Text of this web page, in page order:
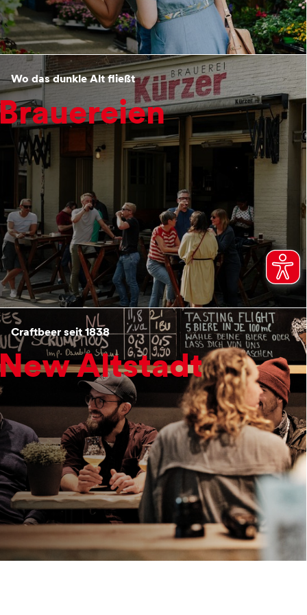
Wo das dunkle Alt fließt
Craftbeer seit 1838
Altstadt